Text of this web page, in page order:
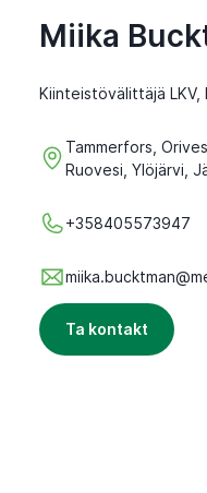
Miika
Kiinteistövälittäjä LKV,
Tammerfors,
Ruovesi, Ylöjärvi,
+358405573947
Ta kontakt